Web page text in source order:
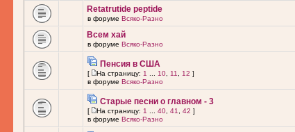
Retatrutide peptide
в форуме Всяко-Разно
Всем хай
в форуме Всяко-Разно
Пенсия в США
[ На страницу: 1 10 11 12 ]
в форуме Всяко-Разно
Старые песни о главном - 3
[ На страницу: 1 40 41 42 ]
в форуме Всяко-Разно